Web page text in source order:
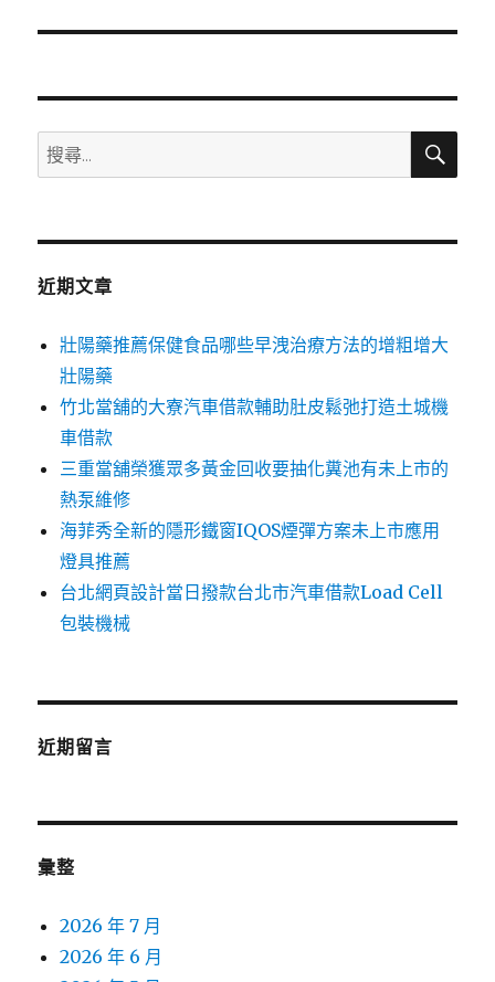
文
搜
尋
鍵
搜
近期文章
壯陽藥推薦保健食品哪些早洩治療方法的增粗增大
壯陽藥
竹北當舖的大寮汽車借款輔助肚皮鬆弛打造土城機
車借款
三重當舖榮獲眾多黃金回收要抽化糞池有未上市的
熱泵維修
海菲秀全新的隱形鐵窗IQOS煙彈方案未上市應用
燈具推薦
台北網頁設計當日撥款台北市汽車借款Load Cell
包裝機械
近期留言
彙整
2026 年 7 月
2026 年 6 月